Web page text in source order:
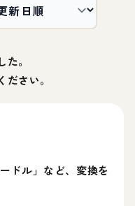
。
さい。
ドル」など、変換を